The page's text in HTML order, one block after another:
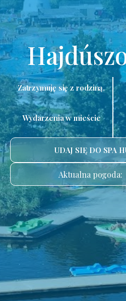
Zatrzymuję się z rodziną.
Wydarzenia w mieście
UDAJ SIĘ DO SPA
Aktualna pogoda: